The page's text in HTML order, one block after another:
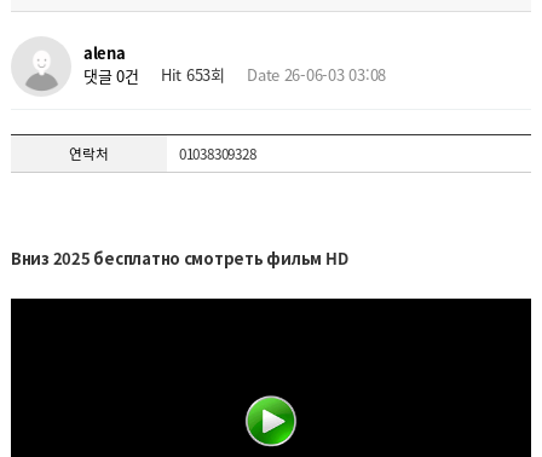
alena
댓글 0건
Hit 653회 Date 26-06-03 03:08
연락처 01038309328
Вниз 2025 бесплатно смотреть фильм HD